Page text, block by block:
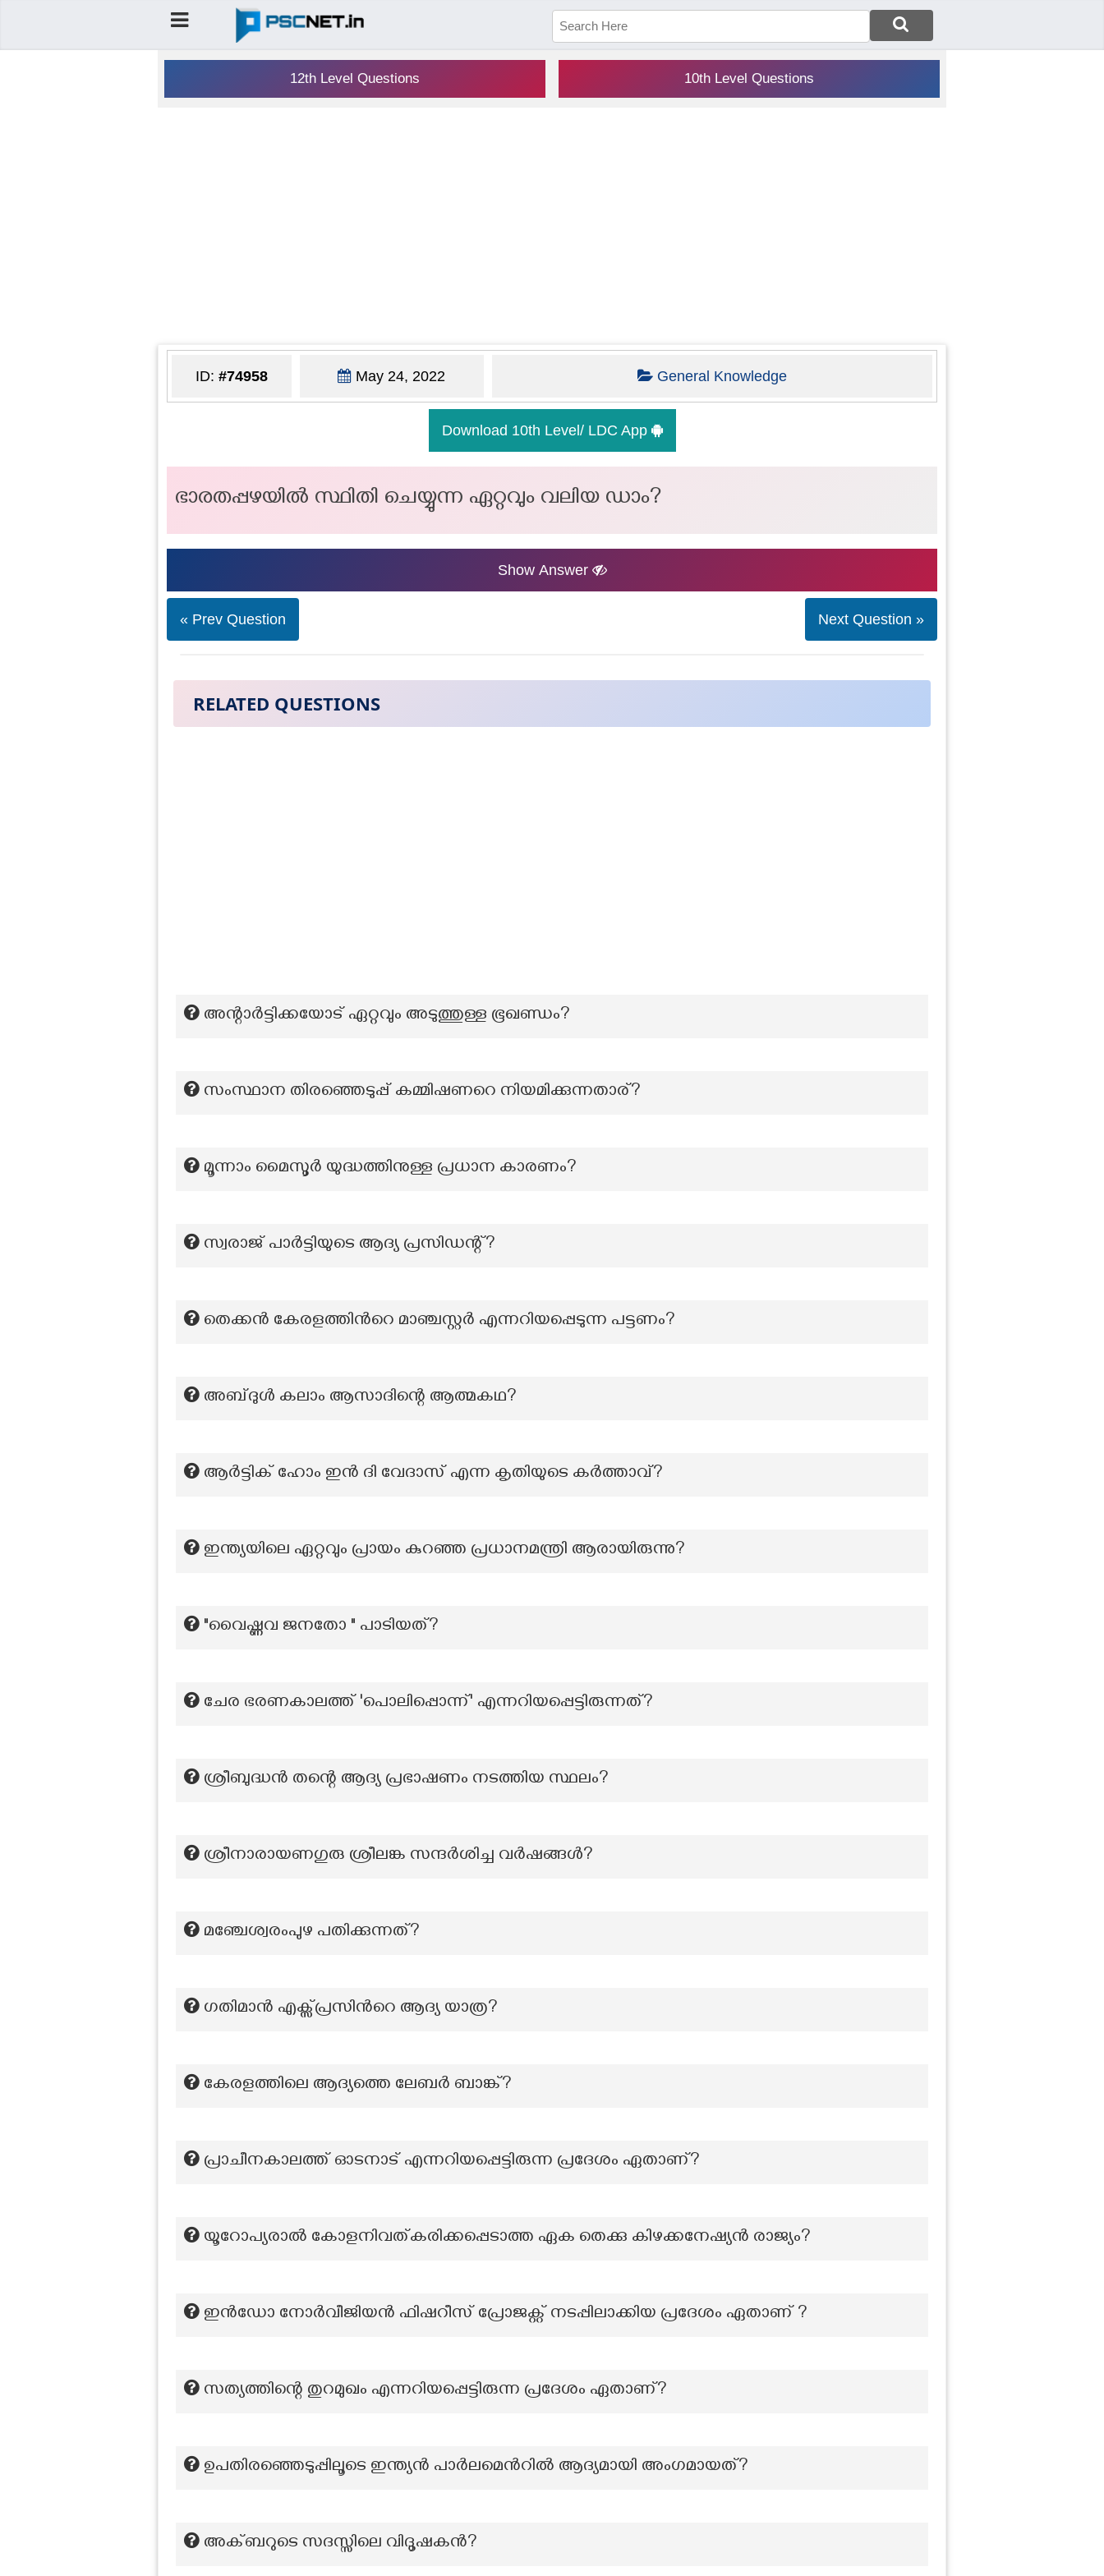
12th Level Questions 10th Level Questions
ID: #74958 May 24, 2022 General Knowledge
Download 10th Level/ LDC App
ഭാരതപ്പഴയിൽ സ്ഥിതി ചെയ്യുന്ന ഏറ്റവും വലിയ ഡാം?
Show Answer
« Prev Question Next Question »
RELATED QUESTIONS
അന്റാർട്ടിക്കയോട് ഏറ്റവും അടുത്തുള്ള ഭൂഖണ്ഡം?
സംസ്ഥാന തിരഞ്ഞെടുപ്പ് കമ്മിഷണറെ നിയമിക്കുന്നതാര്?
മൂന്നാം മൈസൂർ യുദ്ധത്തിനുള്ള പ്രധാന കാരണം?
സ്വരാജ് പാർട്ടിയുടെ ആദ്യ പ്രസിഡന്റ്?
തെക്കൻ കേരളത്തിന്‍റെ മാഞ്ചസ്റ്റർ എന്നറിയപ്പെടുന്ന പട്ടണം?
അബ്ദുൾ കലാം ആസാദിന്റെ ആത്മകഥ?
ആർട്ടിക് ഹോം ഇൻ ദി വേദാസ് എന്ന കൃതിയുടെ കർത്താവ്?
ഇന്ത്യയിലെ ഏറ്റവും പ്രായം കുറഞ്ഞ പ്രധാനമന്ത്രി ആരായിരുന്നു?
"വൈഷ്ണവ ജനതോ " പാടിയത്?
ചേര ഭരണകാലത്ത് 'പൊലിപ്പൊന്ന്' എന്നറിയപ്പെട്ടിരുന്നത്?
ശ്രീബുദ്ധൻ തന്റെ ആദ്യ പ്രഭാഷണം നടത്തിയ സ്ഥലം?
ശ്രീനാരായണഗുരു ശ്രീലങ്ക സന്ദര്‍ശിച്ച വര്‍ഷങ്ങള്‍?
മഞ്ചേശ്വരംപുഴ പതിക്കുന്നത്?
ഗതിമാൻ എക്സ്പ്രസിന്‍റെ ആദ്യ യാത്ര?
കേരളത്തിലെ ആദ്യത്തെ ലേബര്‍ ബാങ്ക്?
പ്രാചീനകാലത്ത് ഓടനാട് എന്നറിയപ്പെട്ടിരുന്ന പ്രദേശം ഏതാണ്?
യൂറോപ്യരാൽ കോളനിവത്കരിക്കപ്പെടാത്ത ഏക തെക്കു കിഴക്കനേഷ്യൻ രാജ്യം?
ഇൻഡോ നോർവീജിയൻ ഫിഷറീസ് പ്രോജക്റ്റ് നടപ്പിലാക്കിയ പ്രദേശം ഏതാണ് ?
സത്യത്തിന്റെ തുറമുഖം എന്നറിയപ്പെട്ടിരുന്ന പ്രദേശം ഏതാണ്?
ഉപതിരഞ്ഞെടുപ്പിലൂടെ ഇന്ത്യൻ പാർലമെൻറിൽ ആദ്യമായി അംഗമായത്?
അക്ബറുടെ സദസ്സിലെ വിദൂഷകൻ?